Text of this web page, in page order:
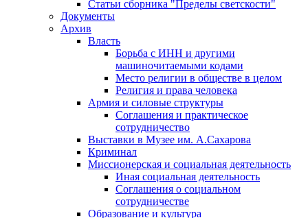
Статьи сборника "Пределы светскости"
Документы
Архив
Власть
Борьба с ИНН и другими
машиночитаемыми кодами
Место религии в обществе в целом
Религия и права человека
Армия и силовые структуры
Соглашения и практическое
сотрудничество
Выставки в Музее им. А.Сахарова
Криминал
Миссионерская и социальная деятельность
Иная социальная деятельность
Соглашения о социальном
сотрудничестве
Образование и культура